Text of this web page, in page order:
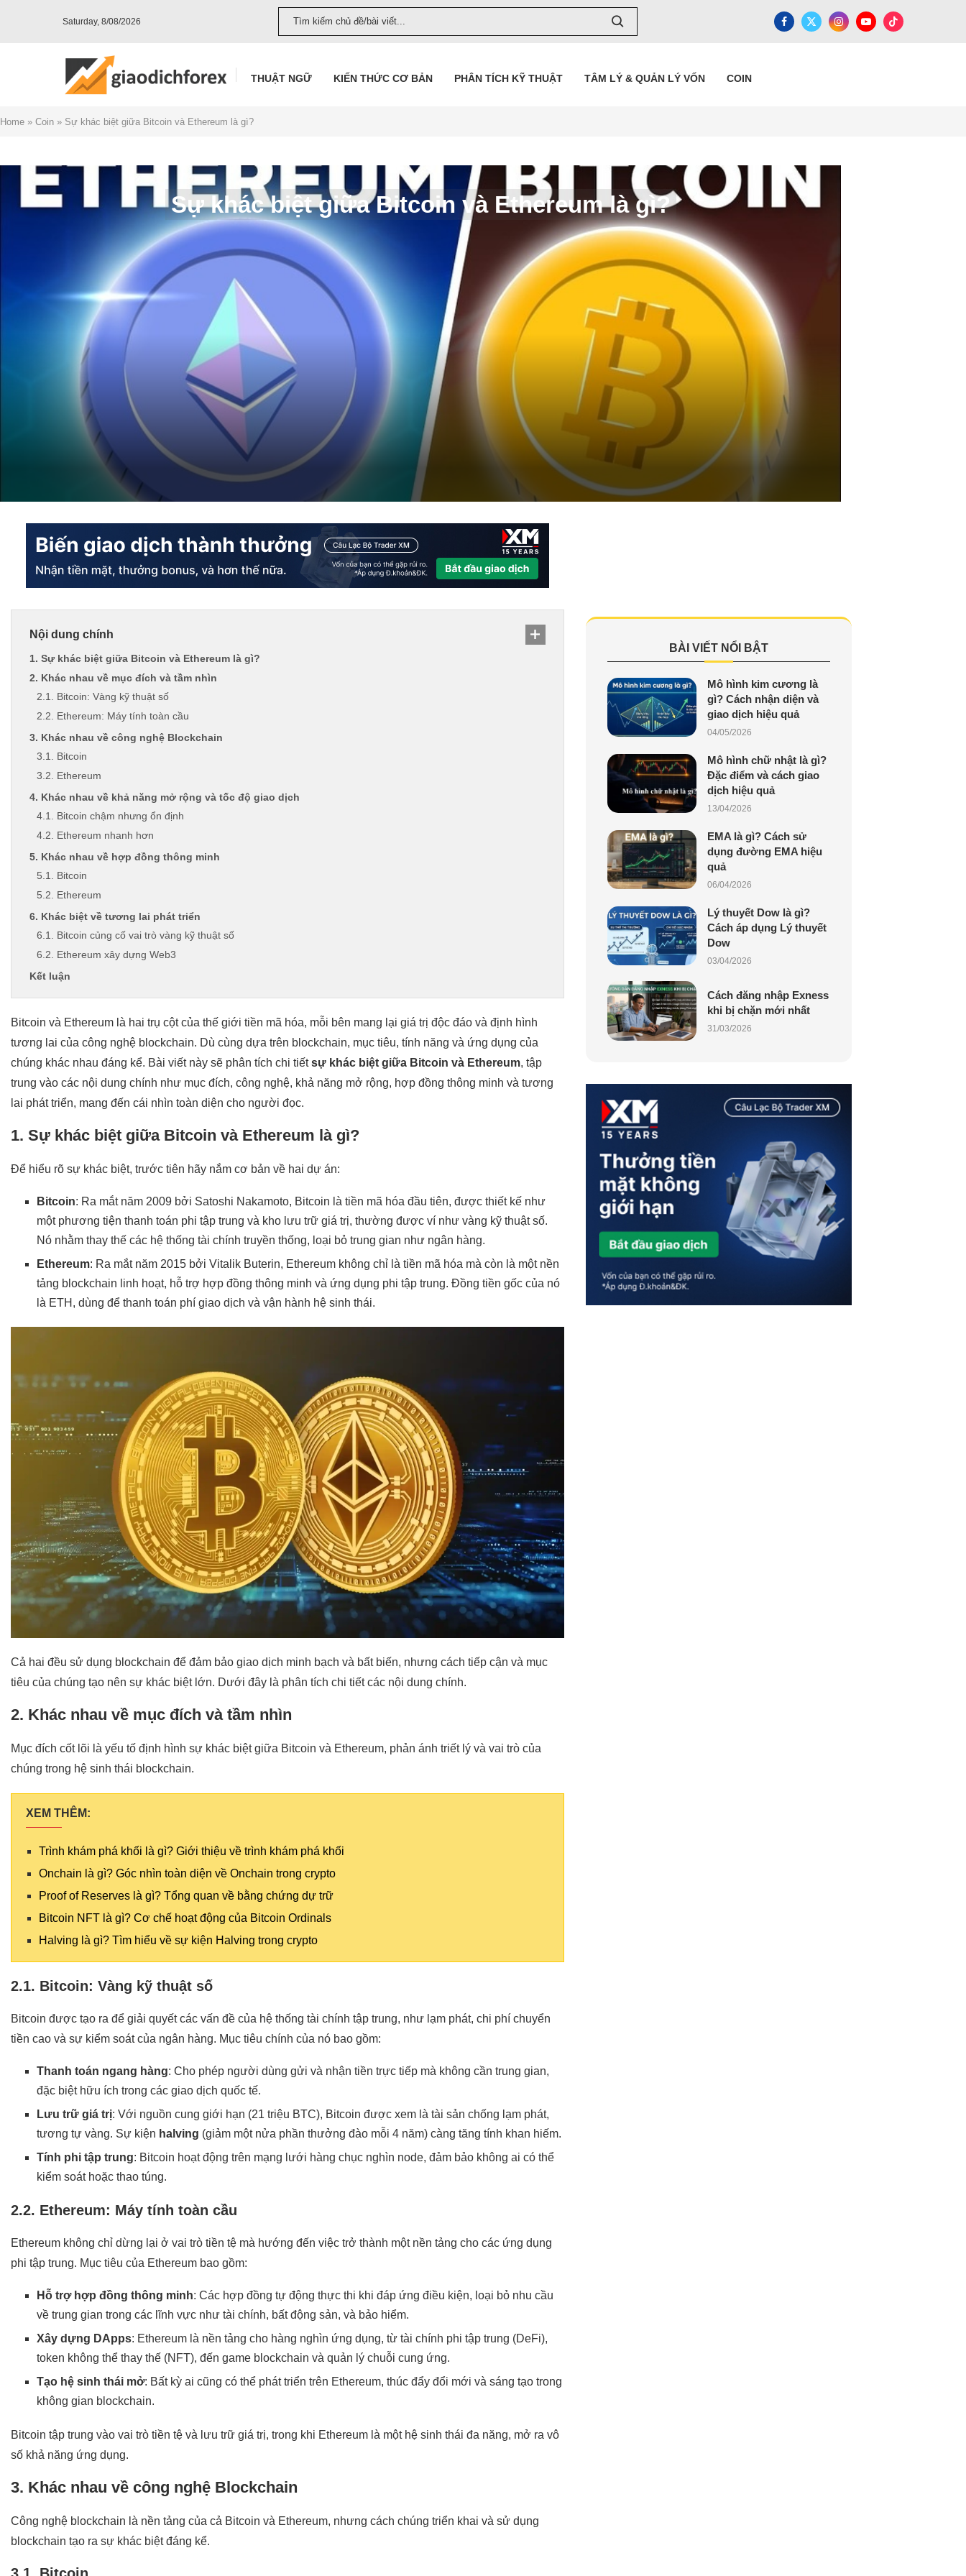
Saturday, 8/08/2026
THUẬT NGỮ KIẾN THỨC CƠ BẢN PHÂN TÍCH KỸ THUẬT TÂM LÝ & QUẢN LÝ VỐN COIN
Home » Coin » Sự khác biệt giữa Bitcoin và Ethereum là gì?
Sự khác biệt giữa Bitcoin và Ethereum là gì?
Nội dung chính
1. Sự khác biệt giữa Bitcoin và Ethereum là gì?
2. Khác nhau về mục đích và tầm nhìn
2.1. Bitcoin: Vàng kỹ thuật số
2.2. Ethereum: Máy tính toàn cầu
3. Khác nhau về công nghệ Blockchain
3.1. Bitcoin
3.2. Ethereum
4. Khác nhau về khả năng mở rộng và tốc độ giao dịch
4.1. Bitcoin chậm nhưng ổn định
4.2. Ethereum nhanh hơn
5. Khác nhau về hợp đồng thông minh
5.1. Bitcoin
5.2. Ethereum
6. Khác biệt về tương lai phát triển
6.1. Bitcoin củng cố vai trò vàng kỹ thuật số
6.2. Ethereum xây dựng Web3
Kết luận
Bitcoin và Ethereum là hai trụ cột của thế giới tiền mã hóa, mỗi bên mang lại giá trị độc đáo và định hình
tương lai của công nghệ blockchain. Dù cùng dựa trên blockchain, mục tiêu, tính năng và ứng dụng của
chúng khác nhau đáng kể. Bài viết này sẽ phân tích chi tiếtsự khác biệt giữa Bitcoin và Ethereum, tập
trung vào các nội dung chính như mục đích, công nghệ, khả năng mở rộng, hợp đồng thông minh và tương
lai phát triển, mang đến cái nhìn toàn diện cho người đọc.
1. Sự khác biệt giữa Bitcoin và Ethereum là gì?
Để hiểu rõ sự khác biệt, trước tiên hãy nắm cơ bản về hai dự án:
Bitcoin: Ra mắt năm 2009 bởi Satoshi Nakamoto, Bitcoin là tiền mã hóa đầu tiên, được thiết kế như
một phương tiện thanh toán phi tập trung và kho lưu trữ giá trị, thường được ví như vàng kỹ thuật số.
Nó nhằm thay thế các hệ thống tài chính truyền thống, loại bỏ trung gian như ngân hàng.
Ethereum: Ra mắt năm 2015 bởi Vitalik Buterin, Ethereum không chỉ là tiền mã hóa mà còn là một nền
tảng blockchain linh hoạt, hỗ trợ hợp đồng thông minh và ứng dụng phi tập trung. Đồng tiền gốc của nó
là ETH, dùng để thanh toán phí giao dịch và vận hành hệ sinh thái.
Cả hai đều sử dụng blockchain để đảm bảo giao dịch minh bạch và bất biến, nhưng cách tiếp cận và mục
tiêu của chúng tạo nên sự khác biệt lớn. Dưới đây là phân tích chi tiết các nội dung chính.
2. Khác nhau về mục đích và tầm nhìn
Mục đích cốt lõi là yếu tố định hình sự khác biệt giữa Bitcoin và Ethereum, phản ánh triết lý và vai trò của
chúng trong hệ sinh thái blockchain.
XEM THÊM:
Trình khám phá khối là gì? Giới thiệu về trình khám phá khối
Onchain là gì? Góc nhìn toàn diện về Onchain trong crypto
Proof of Reserves là gì? Tổng quan về bằng chứng dự trữ
Bitcoin NFT là gì? Cơ chế hoạt động của Bitcoin Ordinals
Halving là gì? Tìm hiểu về sự kiện Halving trong crypto
2.1. Bitcoin: Vàng kỹ thuật số
Bitcoin được tạo ra để giải quyết các vấn đề của hệ thống tài chính tập trung, như lạm phát, chi phí chuyển
tiền cao và sự kiểm soát của ngân hàng. Mục tiêu chính của nó bao gồm:
Thanh toán ngang hàng: Cho phép người dùng gửi và nhận tiền trực tiếp mà không cần trung gian,
đặc biệt hữu ích trong các giao dịch quốc tế.
Lưu trữ giá trị: Với nguồn cung giới hạn (21 triệu BTC), Bitcoin được xem là tài sản chống lạm phát,
tương tự vàng. Sự kiện halving (giảm một nửa phần thưởng đào mỗi 4 năm) càng tăng tính khan hiếm.
Tính phi tập trung: Bitcoin hoạt động trên mạng lưới hàng chục nghìn node, đảm bảo không ai có thể
kiểm soát hoặc thao túng.
2.2. Ethereum: Máy tính toàn cầu
Ethereum không chỉ dừng lại ở vai trò tiền tệ mà hướng đến việc trở thành một nền tảng cho các ứng dụng
phi tập trung. Mục tiêu của Ethereum bao gồm:
Hỗ trợ hợp đồng thông minh: Các hợp đồng tự động thực thi khi đáp ứng điều kiện, loại bỏ nhu cầu
về trung gian trong các lĩnh vực như tài chính, bất động sản, và bảo hiểm.
Xây dựng DApps: Ethereum là nền tảng cho hàng nghìn ứng dụng, từ tài chính phi tập trung (DeFi),
token không thể thay thế (NFT), đến game blockchain và quản lý chuỗi cung ứng.
Tạo hệ sinh thái mở: Bất kỳ ai cũng có thể phát triển trên Ethereum, thúc đẩy đổi mới và sáng tạo trong
không gian blockchain.
Bitcoin tập trung vào vai trò tiền tệ và lưu trữ giá trị, trong khi Ethereum là một hệ sinh thái đa năng, mở ra vô
số khả năng ứng dụng.
3. Khác nhau về công nghệ Blockchain
Công nghệ blockchain là nền tảng của cả Bitcoin và Ethereum, nhưng cách chúng triển khai và sử dụng
blockchain tạo ra sự khác biệt đáng kể.
BÀI VIẾT NỔI BẬT
Mô hình kim cương là
gì? Cách nhận diện và
giao dịch hiệu quả
04/05/2026
Mô hình chữ nhật là gì?
Đặc điểm và cách giao
dịch hiệu quả
13/04/2026
EMA là gì? Cách sử
dụng đường EMA hiệu
quả
06/04/2026
Lý thuyết Dow là gì?
Cách áp dụng Lý thuyết
Dow
03/04/2026
Cách đăng nhập Exness
khi bị chặn mới nhất
31/03/2026